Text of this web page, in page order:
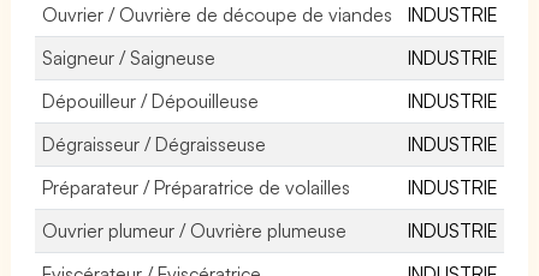
Ouvrier / Ouvrière de découpe de viandes
INDUSTRIE
Saigneur / Saigneuse
INDUSTRIE
Dépouilleur / Dépouilleuse
INDUSTRIE
Dégraisseur / Dégraisseuse
INDUSTRIE
Préparateur / Préparatrice de volailles
INDUSTRIE
Ouvrier plumeur / Ouvrière plumeuse
INDUSTRIE